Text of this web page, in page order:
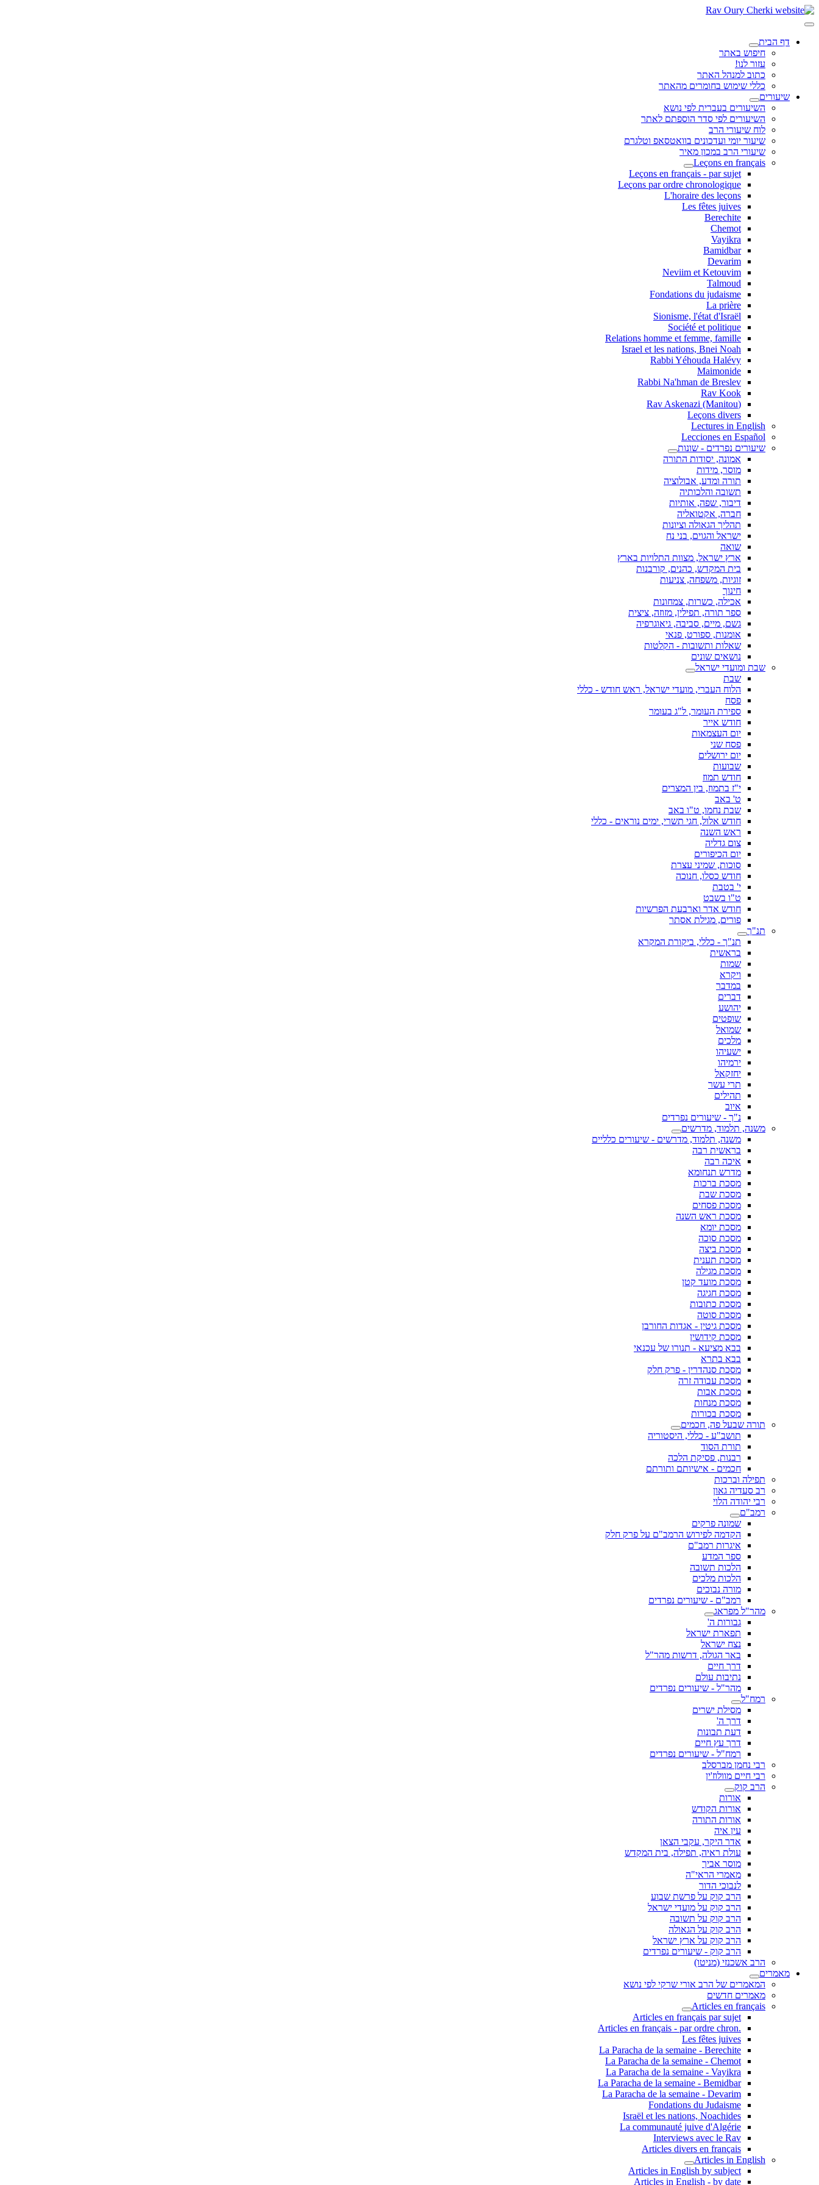
דף הבית
חיפוש באתר
עזור לנו!
כתוב למנהל האתר
כללי שימוש בחומרים מהאתר
שיעורים
השיעורים בעברית לפי נושא
השיעורים לפי סדר הוספתם לאתר
לוח שיעורי הרב
שיעור יומי ועדכונים בוואטסאפ וטלגרם
שיעורי הרב במכון מאיר
Leçons en français
Leçons en français - par sujet
Leçons par ordre chronologique
L'horaire des leçons
Les fêtes juives
Berechite
Chemot
Vayikra
Bamidbar
Devarim
Neviim et Ketouvim
Talmoud
Fondations du judaisme
La prière
Sionisme, l'état d'Israël
Société et politique
Relations homme et femme, famille
Israel et les nations, Bnei Noah
Rabbi Yéhouda Halévy
Maimonide
Rabbi Na'hman de Breslev
Rav Kook
(Rav Askenazi (Manitou
Leçons divers
Lectures in English
Lecciones en Español
שיעורים נפרדים - שונות
אמונה, יסודות התורה
מוסר, מידות
תורה ומדע, אבולוציה
תשובה והלכותיה
דיבור, שפה, אותיות
חברה, אקטואליה
תהליך הגאולה וציונות
ישראל והגוים, בני נח
שואה
ארץ ישראל, מצוות התלויות בארץ
בית המקדש, כהנים, קורבנות
זוגיות, משפחה, צניעות
חינוך
אכילה, כשרות, צמחונות
ספר תורה, תפילין, מזוזה, ציצית
גשם, מיים, סביבה, גיאוגרפיה
אומנות, ספורט, פנאי
שאלות ותשובות - הקלטות
נושאים שונים
שבת ומועדי ישראל
שבת
הלוח העברי, מועדי ישראל, ראש חודש - כללי
פסח
ספירת העומר, ל"ג בעומר
חודש אייר
יום העצמאות
פסח שני
יום ירושלים
שבועות
חודש תמוז
י"ז בתמוז, בין המצרים
ט' באב
שבת נחמו, ט"ו באב
חודש אלול, חגי תשרי, ימים נוראים - כללי
ראש השנה
צום גדליה
יום הכיפורים
סוכות, שמיני עצרת
חודש כסלו, חנוכה
י' בטבת
ט"ו בשבט
חודש אדר וארבעת הפרשיות
פורים, מגילת אסתר
תנ"ך
תנ"ך - כללי, ביקורת המקרא
בראשית
שמות
ויקרא
במדבר
דברים
יהושע
שופטים
שמואל
מלכים
ישעיהו
ירמיהו
יחזקאל
תרי עשר
תהילים
איוב
נ"ך - שיעורים נפרדים
משנה, תלמוד, מדרשים
משנה, תלמוד, מדרשים - שיעורים כלליים
בראשית רבה
איכה רבה
מדרש תנחומא
מסכת ברכות
מסכת שבת
מסכת פסחים
מסכת ראש השנה
מסכת יומא
מסכת סוכה
מסכת ביצה
מסכת תענית
מסכת מגילה
מסכת מועד קטן
מסכת חגיגה
מסכת כתובות
מסכת סוטה
מסכת גיטין - אגדות החורבן
מסכת קידושין
בבא מציעא - תנורו של עכנאי
בבא בתרא
מסכת סנהדרין - פרק חלק
מסכת עבודה זרה
מסכת אבות
מסכת מנחות
מסכת בכורות
תורה שבעל פה, חכמים
תושב"ע - כללי, היסטוריה
תורת הסוד
רבנות, פסיקת הלכה
חכמים - אישיותם ותורתם
תפילה וברכות
רב סעדיה גאון
רבי יהודה הלוי
רמב"ם
שמונה פרקים
הקדמה לפירוש הרמב"ם על פרק חלק
איגרות רמב"ם
ספר המדע
הלכות תשובה
הלכות מלכים
מורה נבוכים
רמב"ם - שיעורים נפרדים
מהר"ל מפראג
גבורות ה'
תפארת ישראל
נצח ישראל
באר הגולה, דרשות מהר"ל
דרך חיים
נתיבות עולם
מהר"ל - שיעורים נפרדים
רמח"ל
מסילת ישרים
דרך ה'
דעת תבונות
דרך עץ חיים
רמח"ל - שיעורים נפרדים
רבי נחמן מברסלב
רבי חיים מוולוז'ין
הרב קוק
אורות
אורות הקודש
אורות התורה
עין איה
אדר היקר, עקבי הצאן
עולת ראיה, תפילה, בית המקדש
מוסר אביך
מאמרי הראי"ה
לנבוכי הדור
הרב קוק על פרשת שבוע
הרב קוק על מועדי ישראל
הרב קוק על תשובה
הרב קוק על הגאולה
הרב קוק על ארץ ישראל
הרב קוק - שיעורים נפרדים
הרב אשכנזי (מניטו)
מאמרים
המאמרים של הרב אורי שרקי לפי נושא
מאמרים חדשים
Articles en français
Articles en français par sujet
.Articles en français - par ordre chron
Les fêtes juives
La Paracha de la semaine - Berechite
La Paracha de la semaine - Chemot
La Paracha de la semaine - Vayikra
La Paracha de la semaine - Bemidbar
La Paracha de la semaine - Devarim
Fondations du Judaisme
Israël et les nations, Noachides
La communauté juive d'Algérie
Interviews avec le Rav
Articles divers en français
Articles in English
Articles in English by subject
Articles in English - by date